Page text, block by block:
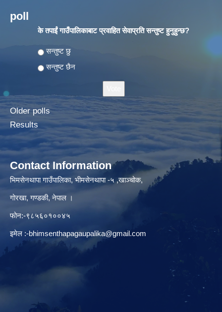
poll
के तपाईं गाउँपालिकाबाट प्रवाहित सेवाप्रति सन्तुष्ट हुनुहुन्छ?
Choices
सन्तुष्ट छु
सन्तुष्ट छैन
Older polls
Results
Contact Information
भिमसेनथापा गाउँपालिका, भीमसेनथापा -५ ,खाञ्चोक,
गोरखा, गण्डकी, नेपाल ।
फोन:-९८५६०१००४५
इमेल :-bhimsenthapagaupalika@gmail.com